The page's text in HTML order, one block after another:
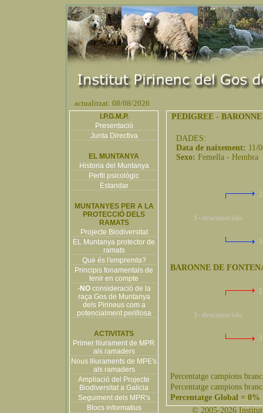
actualitzat: 08/08/2026
I.P.G.M.P.
Presentació
Junta Directiva
EL MUNTANYA
Historia del Muntanya
Perfil psicològic
Estandar
MUNTANYES PER A LA
PROTECCIÓ DELS
RAMATS
Projecte Biodiversitat
EL Muntanya protector de
ramats
Què és l'empremta?
Principis fonamentals de
tenir en compte
-NOconsideració de la
raça Gos de Muntanya
dels Pirineus com a
potencialment perillosa
ACTIVITATS
Primer lliurament de MPR
als ramaders
Nous lliuraments de MPE's
als ramaders
Ampliació del Projecte
Biodiversitat a Galicia
Seguiment dels MPR's
Blocs informatius
PEDIGREE -
DADES:
Data de naixement: 11/
Sexo: Femella - Hembra
1- desconocido
BARONNE DE
1- desconocido
Percentatge campions
Percentatge campions
Percentatge Global = 0%
© 2005-2026 Institut